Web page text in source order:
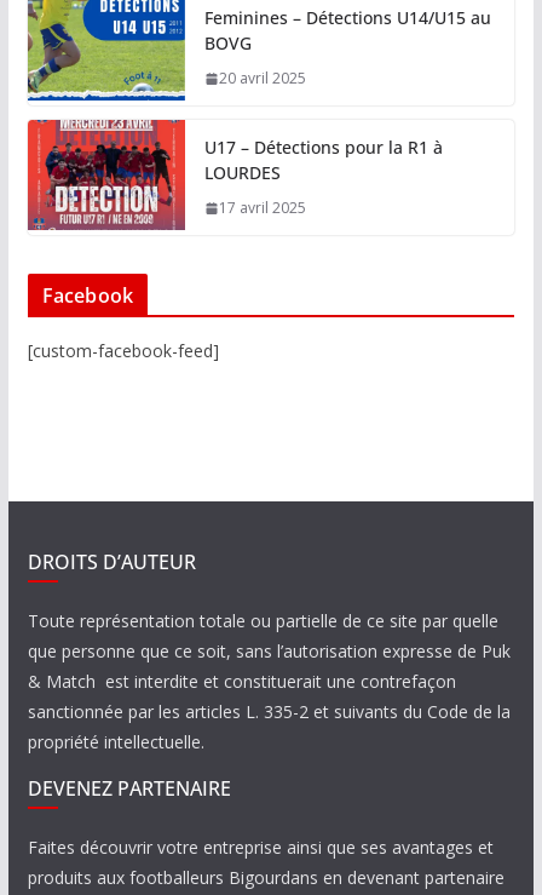
Feminines – Détections U14/U15 au
BOVG
20 avril 2025
U17 – Détections pour la R1 à
LOURDES
17 avril 2025
Facebook
[custom-facebook-feed]
DROITS D’AUTEUR
Toute représentation totale ou partielle de ce site par quelle
que personne que ce soit, sans l’autorisation expresse de Puk
& Match est interdite et constituerait une contrefaçon
sanctionnée par les articles L. 335-2 et suivants du Code de la
propriété intellectuelle.
DEVENEZ PARTENAIRE
Faites découvrir votre entreprise ainsi que ses avantages et
produits aux footballeurs Bigourdans en devenant partenaire